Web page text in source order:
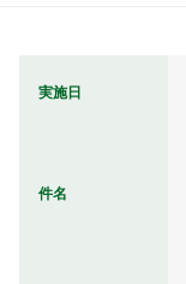
実施日
件名